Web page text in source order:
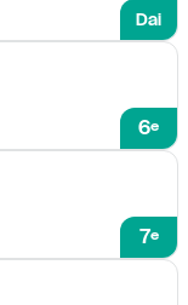
Dai
6e
7e